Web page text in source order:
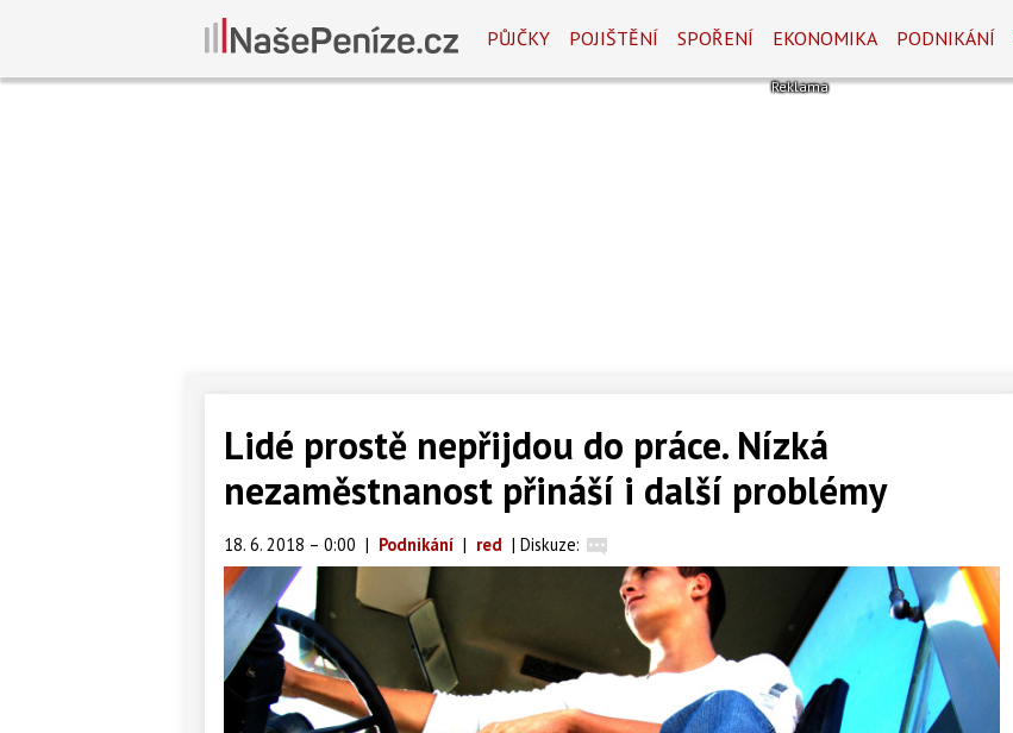
PŮJČKY POJIŠTĚNÍ SPOŘENÍ EKONOMIKA PODNIKÁNÍ
Lidé prostě nepřijdou do práce. Nízká
nezaměstnanost přináší i další problémy
18. 6. 2018 – 0:00 | Podnikání | red | Diskuze: